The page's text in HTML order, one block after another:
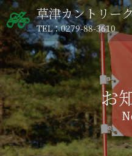
草津カントリー
TEL：0279-88-3610
お